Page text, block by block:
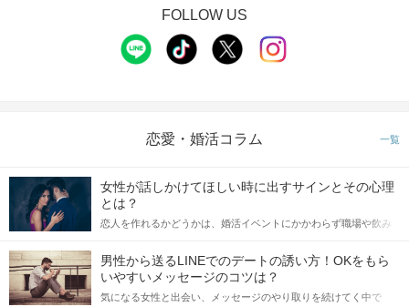
FOLLOW US
恋愛・婚活コラム 一覧
女性が話しかけてほしい時に出すサインとその心理
とは？
恋人を作れるかどうかは、婚活イベントにかかわらず職場や飲み
てアプローチできるかにも左右されます。 これから恋人作りを本
格的に始めようとしている方は、女性が異性を求めて出すサイン
をしっかりと理解し、正しい行動に移せるかどうかが重要。 この
記事では、女性が話しかけて欲しい時に出すサインとその心理を
男性から送るLINEでのデートの誘い方！OKをもら
いやすいメッセージのコツは？
気になる女性と出会い、メッセージのやり取りを続けてく中で